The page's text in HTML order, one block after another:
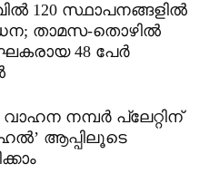
120 സ്ഥാപനങ്ങളിൽ
താമസ-തൊഴിൽ
48 പേർ
വാഹന നമ്പർ പ്ലേറ്റിന്
ആപ്പിലൂടെ